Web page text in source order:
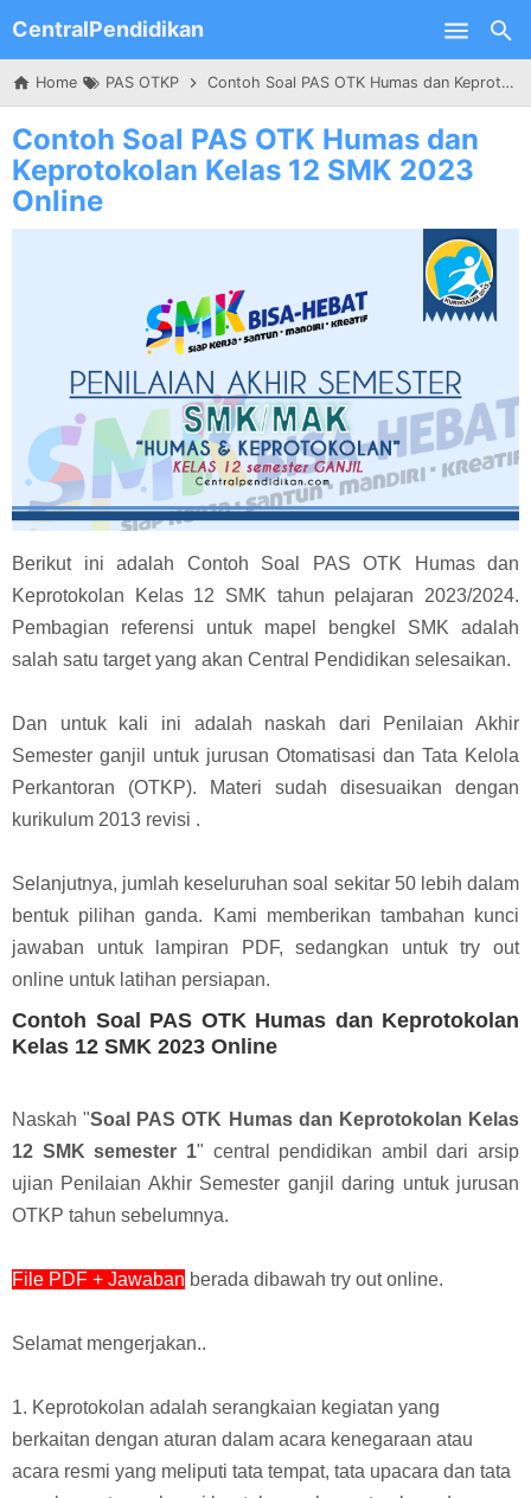
Skip to main content
CentralPendidikan
Home PAS OTKP Contoh Soal PAS OTK Humas dan Keprotokolan Kelas 12 SMK 2023 Online
Contoh Soal PAS OTK Humas dan
Keprotokolan Kelas 12 SMK 2023
Online
Berikut ini adalah Contoh Soal PAS OTK Humas dan
Keprotokolan Kelas 12 SMK tahun pelajaran 2023/2024.
Pembagian referensi untuk mapel bengkel SMK adalah
salah satu target yang akan Central Pendidikan selesaikan.
Dan untuk kali ini adalah naskah dari Penilaian Akhir
Semester ganjil untuk jurusan Otomatisasi dan Tata Kelola
Perkantoran (OTKP). Materi sudah disesuaikan dengan
kurikulum 2013 revisi .
Selanjutnya, jumlah keseluruhan soal sekitar 50 lebih dalam
bentuk pilihan ganda. Kami memberikan tambahan kunci
jawaban untuk lampiran PDF, sedangkan untuk try out
online untuk latihan persiapan.
Contoh Soal PAS OTK Humas dan Keprotokolan
Kelas 12 SMK 2023 Online
Naskah "Soal PAS OTK Humas dan Keprotokolan Kelas
12 SMK semester 1" central pendidikan ambil dari arsip
ujian Penilaian Akhir Semester ganjil daring untuk jurusan
OTKP tahun sebelumnya.
File PDF + Jawaban berada dibawah try out online.
Selamat mengerjakan..
1. Keprotokolan adalah serangkaian kegiatan yang
berkaitan dengan aturan dalam acara kenegaraan atau
acara resmi yang meliputi tata tempat, tata upacara dan tata